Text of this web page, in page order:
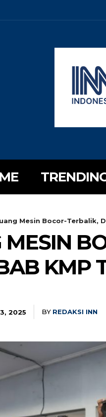
Mesin Bocor-Terbalik,
MESIN
KMP
3, 2025 BY REDAKSI INN